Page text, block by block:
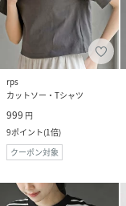
rps
カットソー・Tシャツ
999 円
9ポイント(1倍)
クーポン対象